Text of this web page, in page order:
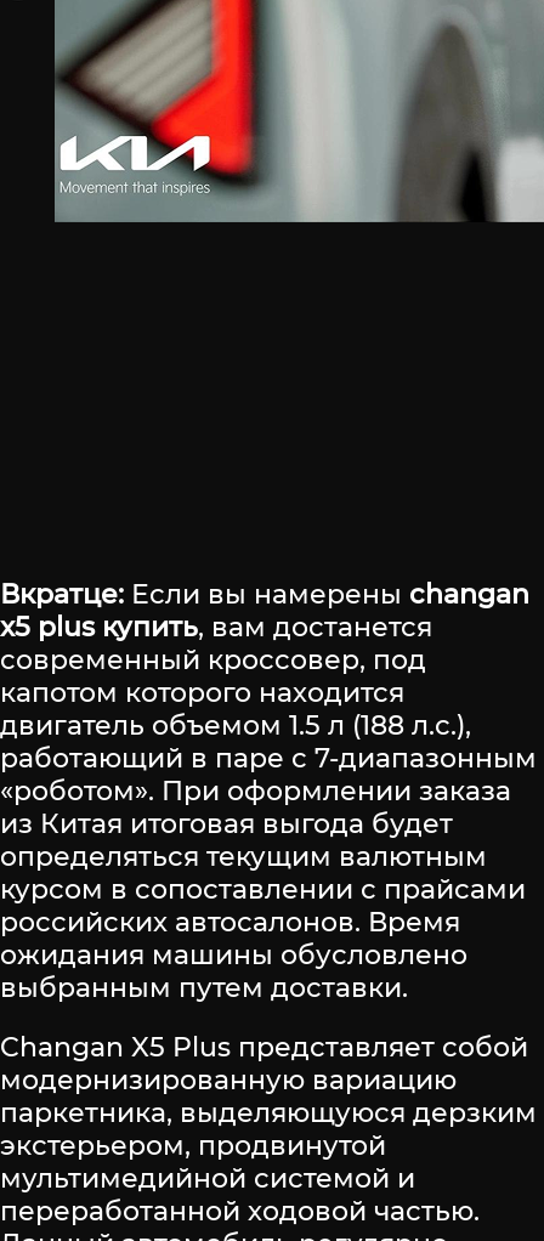
Вкратце: Если вы намерены changan
x5 plus купить, вам достанется
современный кроссовер, под
капотом которого находится
двигатель объемом 1.5 л (188 л.с.),
работающий в паре с 7-диапазонным
«роботом». При оформлении заказа
из Китая итоговая выгода будет
определяться текущим валютным
курсом в сопоставлении с прайсами
российских автосалонов. Время
ожидания машины обусловлено
выбранным путем доставки.
Changan X5 Plus представляет собой
модернизированную вариацию
паркетника, выделяющуюся дерзким
экстерьером, продвинутой
мультимедийной системой и
переработанной ходовой частью.